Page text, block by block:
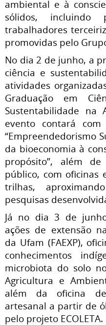
ambiental e à
sólidos, incluindo
trabalhadores
promovidas pelo
No dia 2 de junho, a
ciência e
atividades
Graduação em
Sustentabilidade na
evento contará
“Empreendedorismo
da bioeconomia à
propósito”, além
público, com oficinas
trilhas,
pesquisas
Já no dia 3 de
ações de extensão
da Ufam (FAEXP),
conhecimentos
microbiota do solo
Agricultura e
além da oficina
artesanal a partir de
pelo projeto ECOLETA.